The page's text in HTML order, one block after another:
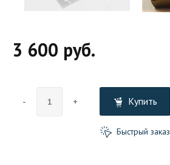
3 600 руб.
- + Купить
Быстрый заказ